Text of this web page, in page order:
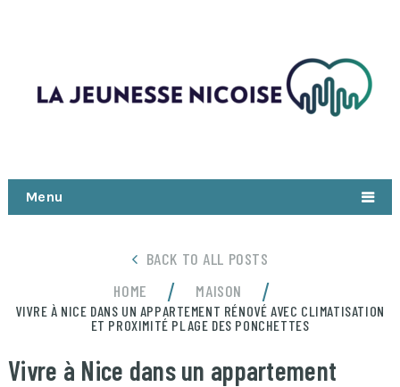
Menu
BACK TO ALL POSTS
HOME
/ MAISON /
VIVRE À NICE DANS UN APPARTEMENT RÉNOVÉ AVEC CLIMATISATION
ET PROXIMITÉ PLAGE DES PONCHETTES
Vivre à Nice dans un appartement